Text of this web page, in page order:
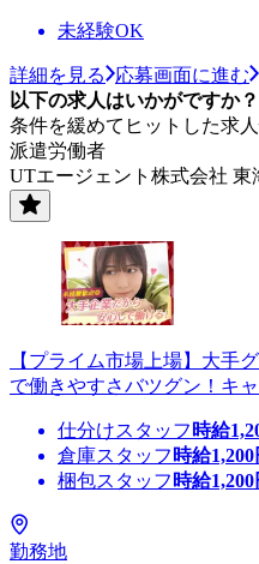
未経験OK
詳細を見る
応募画面に進む
以下の求人はいかがですか？
条件を緩めてヒットした求
派遣労働者
UTエージェント株式会社 東
【プライム市場上場】大手
で働きやすさバツグン！キ
仕分けスタッフ 時給
倉庫スタッフ 時給1,200
梱包スタッフ 時給1,200
勤務地